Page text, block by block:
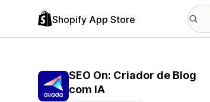
Shopify App Store
SEO On: Criador de Blog
com IA